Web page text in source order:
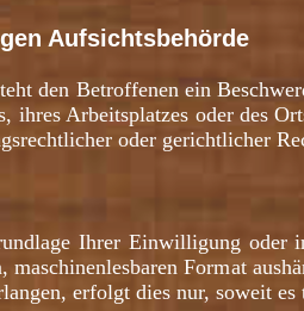
Aufsichtsbehörde
den Betroffenen ein
Arbeitsplatzes oder des
oder gerichtlicher
Ihrer Einwilligung oder
Format
erfolgt dies nur, soweit es